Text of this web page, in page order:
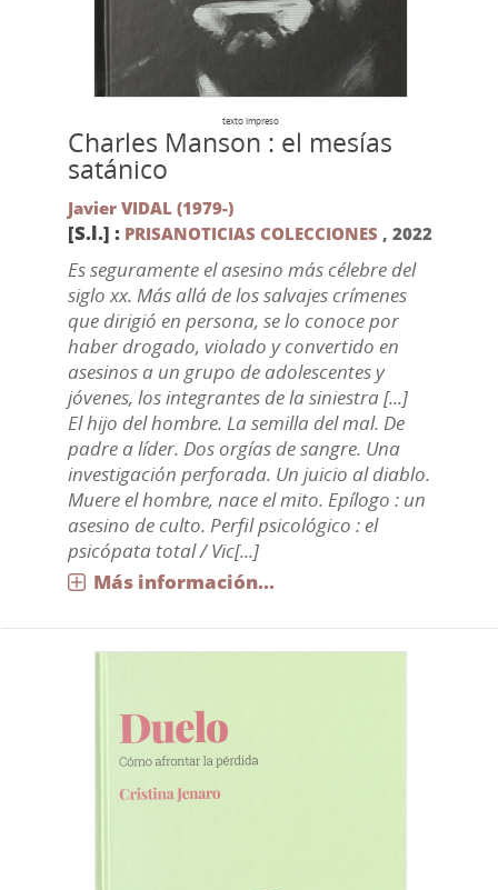
texto impreso
Charles Manson : el mesías
satánico
Javier VIDAL (1979-)
[S.l.] : PRISANOTICIAS COLECCIONES , 2022
Es seguramente el asesino más célebre del
siglo xx. Más allá de los salvajes crímenes
que dirigió en persona, se lo conoce por
haber drogado, violado y convertido en
asesinos a un grupo de adolescentes y
jóvenes, los integrantes de la siniestra [...]
El hijo del hombre. La semilla del mal. De
padre a líder. Dos orgías de sangre. Una
investigación perforada. Un juicio al diablo.
Muere el hombre, nace el mito. Epílogo : un
asesino de culto. Perfil psicológico : el
psicópata total / Vic[...]
Más información...